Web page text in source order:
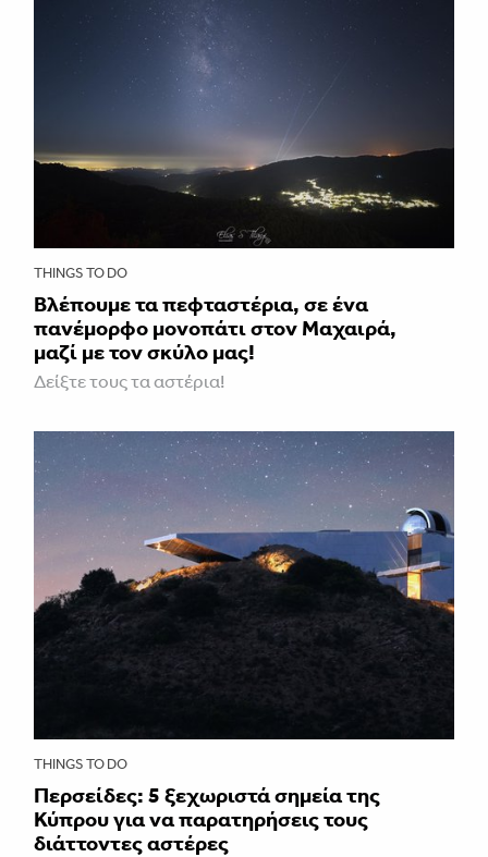
THINGS TO DO
Βλέπουμε τα πεφταστέρια, σε ένα
πανέμορφο μονοπάτι στον Μαχαιρά,
μαζί με τον σκύλο μας!
Δείξτε τους τα αστέρια!
THINGS TO DO
Περσείδες: 5 ξεχωριστά σημεία της
Κύπρου για να παρατηρήσεις τους
διάττοντες αστέρες